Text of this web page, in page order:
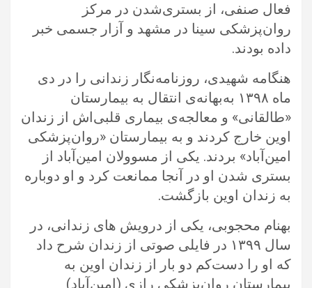
فعال صنفی، از بستری‌شدن در ‏مرکز
روان‌پزشکی سینا در مشهد و آزار جسمی خبر
داده بودند. ‏
هنگامه شهیدی، روزنامه‌نگار زندانی را در دی
ماه ۱۳۹۸ به‌بهانه‌ی انتقال به بیمارستان
«طالقانی» و معالجه‌ی بیماری قلبی‌اش از زندان
اوین ‏خارج کردند و به بیمارستان «روان‌پزشکی
امین‌آباد» بردند. یکی از مسوولان امین‌آباد از
بستری شدن او در آنجا ممانعت کرد و او دوباره
به زندان ‏اوین بازگشت.‏
بهنام محجوبی، یکی از درویش های زندانی، در
سال ۱۳۹۹ در فایلی صوتی از زندان شرح داد
که او را دست‌کم دو بار از زندان اوین به
بیمارستان ‏روان‌پزشکی رازی (امين‌آباد)